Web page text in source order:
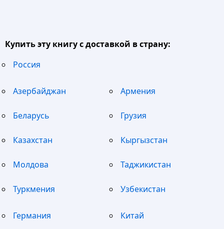
Купить эту книгу с доставкой в страну:
Россия
Азербайджан Армения
Беларусь Грузия
Казахстан Кыргызстан
Молдова Таджикистан
Туркмения Узбекистан
Германия Китай